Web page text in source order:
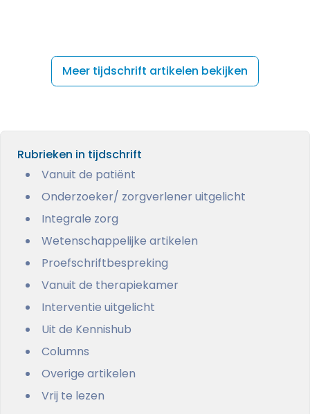
Meer tijdschrift artikelen bekijken
Rubrieken in tijdschrift
Vanuit de patiënt
Onderzoeker/ zorgverlener uitgelicht
Integrale zorg
Wetenschappelijke artikelen
Proefschriftbespreking
Vanuit de therapiekamer
Interventie uitgelicht
Uit de Kennishub
Columns
Overige artikelen
Vrij te lezen